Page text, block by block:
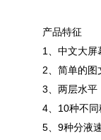
产品特征
1、中文大屏
2、简单的图
3、两层水平
4、10种不
5、9种分液